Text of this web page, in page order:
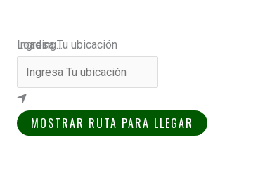
Loading...
Ingresa Tu ubicación
MOSTRAR RUTA PARA LLEGAR